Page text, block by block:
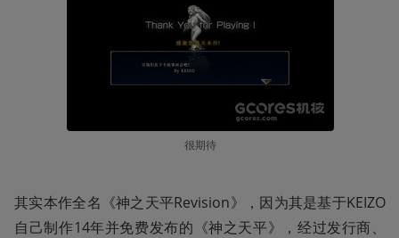
很期待
其实本作全名《神之天平Revision》，因为其是基于KEIZO
自己制作14年并免费发布的《神之天平》，经过发行商、